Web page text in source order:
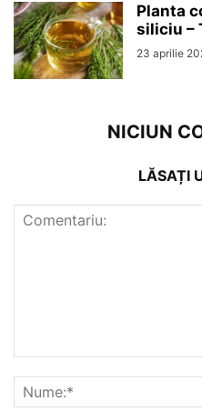
Planta
siliciu –
23 aprilie
NICIUN
LĂSAȚI